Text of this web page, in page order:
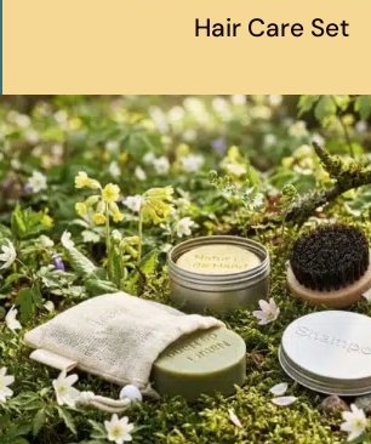
Preis
Preis
Hair Care Set